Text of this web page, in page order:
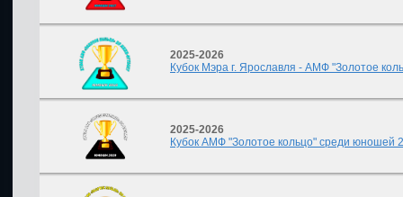
2025-2026
Кубок Мэра г. Ярославля - АМФ "Золотое
2025-2026
Кубок АМФ "Золотое кольцо" среди юношей